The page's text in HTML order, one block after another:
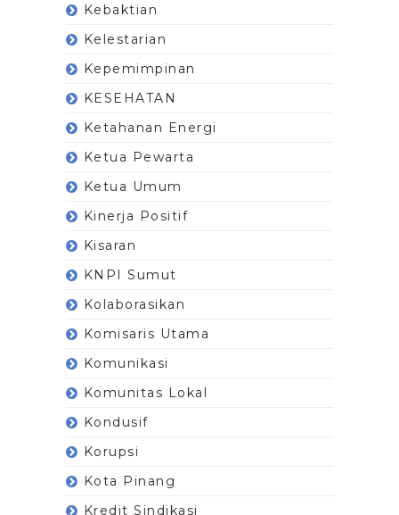
Kebaktian
Kelestarian
Kepemimpinan
KESEHATAN
Ketahanan Energi
Ketua Pewarta
Ketua Umum
Kinerja Positif
Kisaran
KNPI Sumut
Kolaborasikan
Komisaris Utama
Komunikasi
Komunitas Lokal
Kondusif
Korupsi
Kota Pinang
Kredit Sindikasi